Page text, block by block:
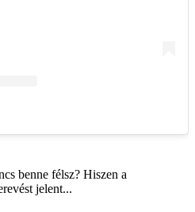
benne félsz? Hiszen a
jelent...